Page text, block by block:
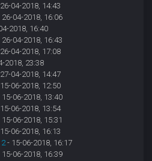
04-2018, 14:43
26-04-2018, 16:06
2018, 16:40
26-04-2018, 16:43
04-2018, 17:08
2018, 23:38
04-2018, 14:47
06-2018, 12:50
15-06-2018, 13:40
06-2018, 13:54
15-06-2018, 15:31
06-2018, 16:13
2- 15-06-2018, 16:17
15-06-2018, 16:39